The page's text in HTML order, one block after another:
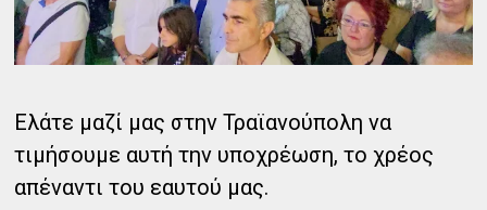
Ελάτε μαζί μας στην Τραϊανούπολη να
τιμήσουμε αυτή την υποχρέωση, το χρέος
απέναντι του εαυτού μας.